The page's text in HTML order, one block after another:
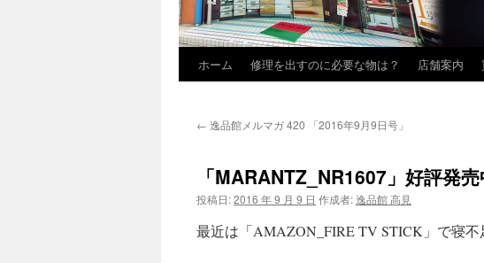
ホーム 修理を出すのに必要な物は？ 店舗案内
← 逸品館メルマガ 420 「2016年9月9日号」
「MARANTZ_NR1607」好評発
投稿日:2016 年 9 月 9 日 作成者:逸品館 高見
最近は「AMAZON_FIRE TV STICK」で寝不